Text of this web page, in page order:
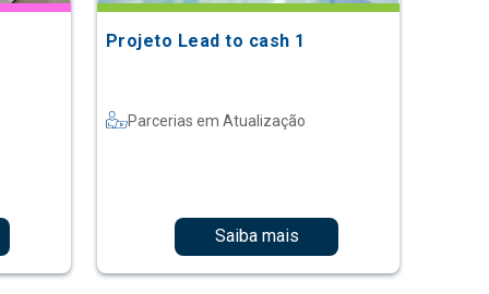
Projeto Lead to cash 1
Parcerias em Atualização
Saiba mais